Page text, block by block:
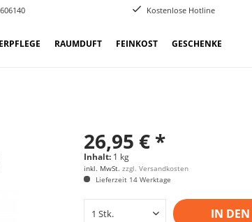
Kostenlose Hotline
RAUMDUFT FEINKOST GESCHENKE
26,95 € *
Inhalt: 1 kg
inkl. MwSt.zzgl. Versandkosten
Lieferzeit 14 Werktage
IN DEN